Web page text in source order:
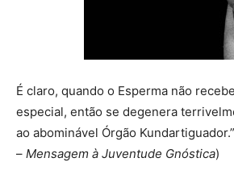
É claro, quando o Esperma não
especial, então se degenera
ao abominável Órgão
– Mensagem à Juventude Gnóstica)